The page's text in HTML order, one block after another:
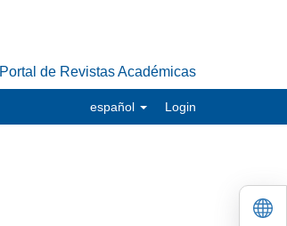
Portal de Revistas Académicas
español Login